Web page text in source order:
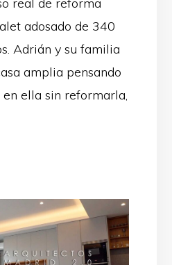
adosado de 340
Adrián y su familia
amplia pensando
ella sin reformarla,